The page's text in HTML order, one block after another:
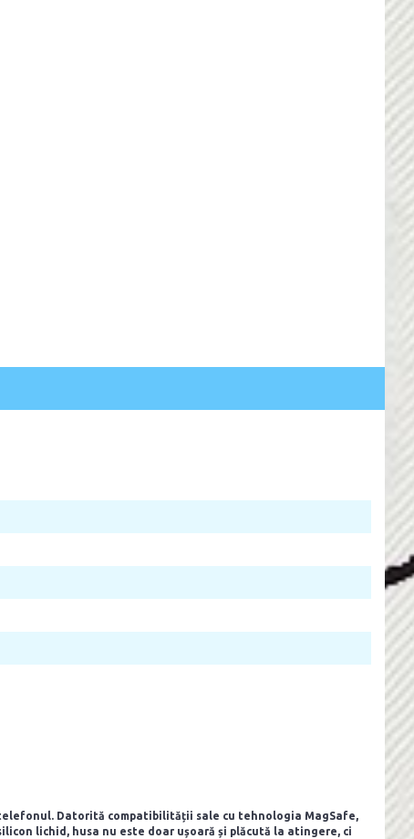
Datorită compatibilității sale cu tehnologia MagSafe,
lichid, husa nu este doar ușoară și plăcută la atingere, ci